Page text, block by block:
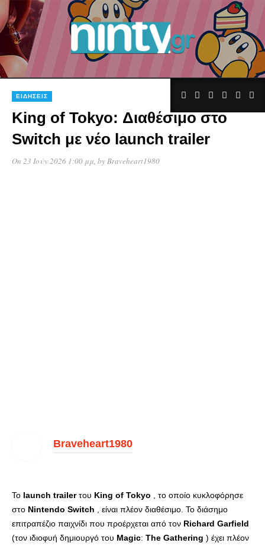
ΕΙΔΉΣΕΙΣ
King of Tokyo: Διαθέσιμο στο
Switch με νέο launch trailer
On 23 Ιούν 2026 1:00 μμ , by Braveheart1980
Braveheart1980
Το launch trailerτου King of Tokyo , το οποίο κυκλοφόρησε
στο Nintendo Switch , είναι πλέον διαθέσιμο. Το διάσημο
επιτραπέζιο παιχνίδι που προέρχεται από τον Richard Garfield
(τον ιδιοφυή δημιουργό του Magic: The Gathering ) έχει πλέον